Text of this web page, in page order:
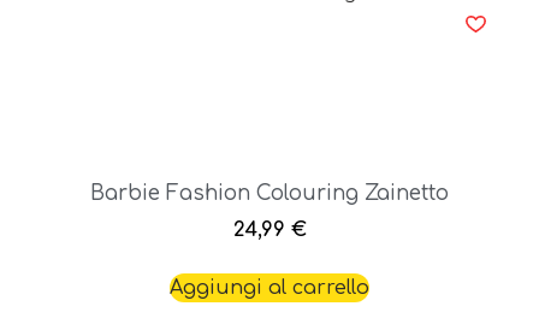
Barbie Fashion Colouring Zainetto
24,99 €
Aggiungi al carrello